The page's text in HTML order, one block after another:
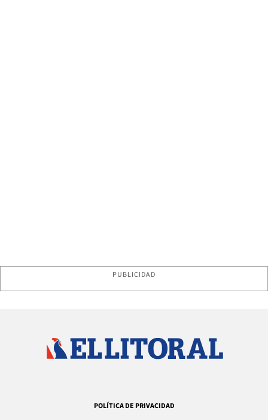
PUBLICIDAD
POLÍTICA DE PRIVACIDAD